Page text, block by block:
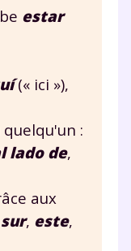
estar
(« ici »),
quelqu'un :
lado de,
aux
sur, este,